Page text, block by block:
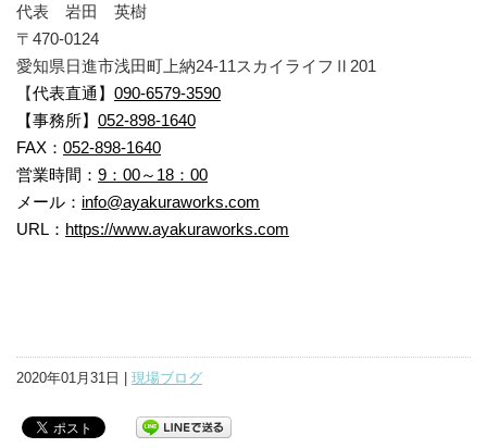
代表 岩田 英樹
〒470-0124
愛知県日進市浅田町上納24-11スカイライフⅡ201
【代表直通】 090-6579-3590
【事務所】 052-898-1640
FAX： 052-898-1640
営業時間： 9：00～18：00
メール： info@ayakuraworks.com
URL： https://www.ayakuraworks.com
2020年01月31日 | 現場ブログ